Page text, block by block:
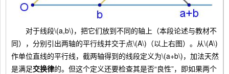
对于线段\(a,b\)，把它们放到不同的轴上（本段论述与教材不
同），分别引出两轴的平行线并交于点\(A\)（以上右图）。从\(A\)
作单位直线的平行线，截两轴得到的线段定义为\(a+b\)，加法天然
是满足交换律的。但这个定义还要检查其是否“良性”，即如果两个